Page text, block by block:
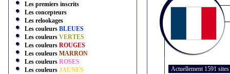
Les premiers inscrits
Les concepteurs
Les relookages
Les couleurs BLEUES
Les couleurs VERTES
Les couleurs ROUGES
Les couleurs MARRON
Les couleurs ROSES
Les couleurs JAUNES
Actuellement 1591